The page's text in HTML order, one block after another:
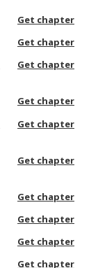
Get chapter
Get chapter
Get chapter
Get chapter
Get chapter
Get chapter
Get chapter
Get chapter
Get chapter
Get chapter